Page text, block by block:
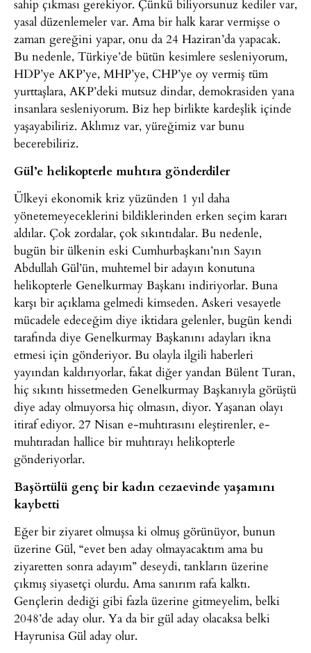
sahip çıkması gerekiyor. Çünkü biliyorsunuz kediler var,
yasal düzenlemeler var. Ama bir halk karar vermişse o
zaman gereğini yapar, onu da 24 Haziran’da yapacak.
Bu nedenle, Türkiye’de bütün kesimlere sesleniyorum,
HDP’ye AKP’ye, MHP’ye, CHP’ye oy vermiş tüm
yurttaşlara, AKP’deki mutsuz dindar, demokrasiden yana
insanlara sesleniyorum. Biz hep birlikte kardeşlik içinde
yaşayabiliriz. Aklımız var, yüreğimiz var bunu
becerebiliriz.
Gül’e helikopterle muhtıra gönderdiler
Ülkeyi ekonomik kriz yüzünden 1 yıl daha
yönetemeyeceklerini bildiklerinden erken seçim kararı
aldılar. Çok zordalar, çok sıkıntıdalar. Bu nedenle,
bugün bir ülkenin eski Cumhurbaşkanı’nın Sayın
Abdullah Gül’ün, muhtemel bir adayın konutuna
helikopterle Genelkurmay Başkanı indiriyorlar. Buna
karşı bir açıklama gelmedi kimseden. Askeri vesayetle
mücadele edeceğim diye iktidara gelenler, bugün kendi
tarafında diye Genelkurmay Başkanını adayları ikna
etmesi için gönderiyor. Bu olayla ilgili haberleri
yayından kaldırıyorlar, fakat diğer yandan Bülent Turan,
hiç sıkıntı hissetmeden Genelkurmay Başkanıyla görüştü
diye aday olmuyorsa hiç olmasın, diyor. Yaşanan olayı
itiraf ediyor. 27 Nisan e-muhtırasını eleştirenler, e-
muhtıradan hallice bir muhtırayı helikopterle
gönderiyorlar.
Başörtülü genç bir kadın cezaevinde yaşamını
kaybetti
Eğer bir ziyaret olmuşsa ki olmuş görünüyor, bunun
üzerine Gül, “evet ben aday olmayacaktım ama bu
ziyaretten sonra adayım” deseydi, tankların üzerine
çıkmış siyasetçi olurdu. Ama sanırım rafa kalktı.
Gençlerin dediği gibi fazla üzerine gitmeyelim, belki
2048’de aday olur. Ya da bir gül aday olacaksa belki
Hayrunisa Gül aday olur.